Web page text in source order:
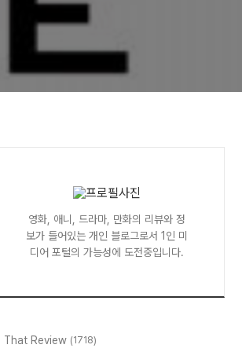
영화, 애니, 드라마, 만화의 리뷰와 정
보가 들어있는 개인 블로그로서 1인 미
디어 포털의 가능성에 도전중입니다.
That Review (1718)